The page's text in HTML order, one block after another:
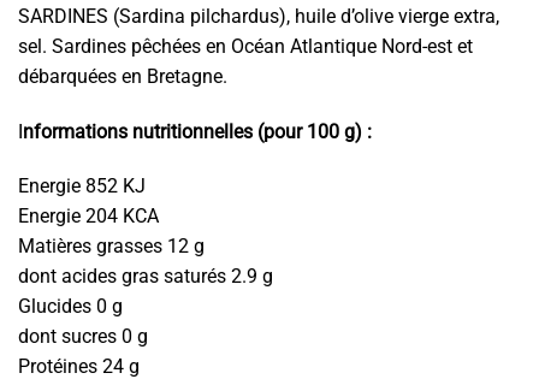
SARDINES (Sardina pilchardus), huile d’olive vierge extra,
sel. Sardines pêchées en Océan Atlantique Nord-est et
débarquées en Bretagne.
Informations nutritionnelles (pour 100 g) :
Energie 852 KJ
Energie 204 KCA
Matières grasses 12 g
dont acides gras saturés 2.9 g
Glucides 0 g
dont sucres 0 g
Protéines 24 g